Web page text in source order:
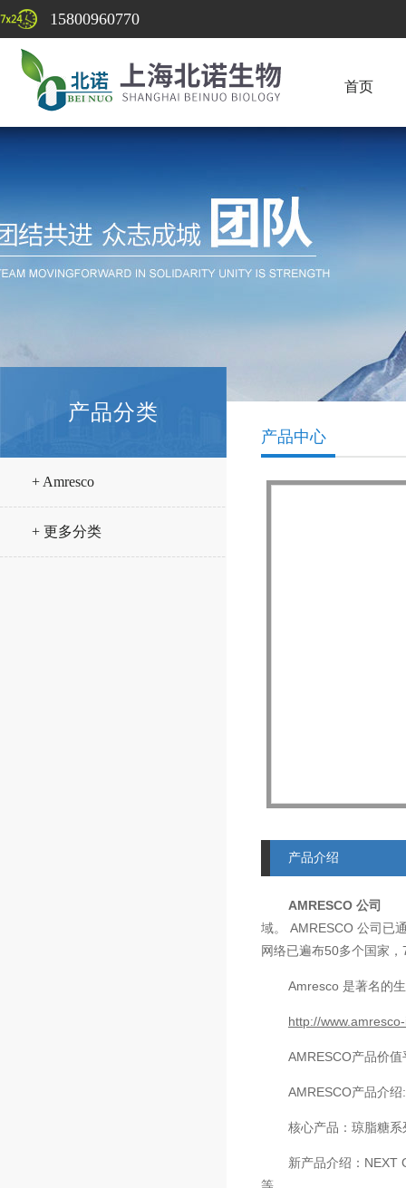
15800960770
首页
产品分类
+ Amresco
+ 更多分类
产品中心
产品介绍
AMRESCO 公司
域。 AMRESCO 公司已
网络已遍布50多个国家，
Amresco 是著名的
http://
AMRESCO产品价
AMRESCO产品介绍
核心产品：琼脂糖
新产品介绍： NEXT